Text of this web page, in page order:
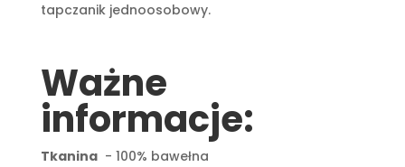
tapczanik jednoosobowy.
Ważne
informacje:
Tkanina- 100% bawełna